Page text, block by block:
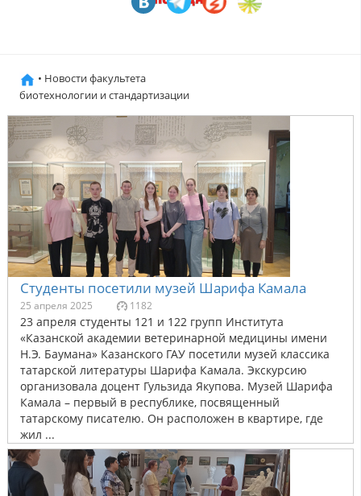
• Новости факультета
биотехнологии и стандартизации
Студенты посетили музей Шарифа Камала
25 апреля 2025 1182
23 апреля студенты 121 и 122 групп Института
«Казанской академии ветеринарной медицины имени
Н.Э. Баумана» Казанского ГАУ посетили музей классика
татарской литературы Шарифа Камала. Экскурсию
организовала доцент Гульзида Якупова. Музей Шарифа
Камала – первый в республике, посвященный
татарскому писателю. Он расположен в квартире, где
жил ...